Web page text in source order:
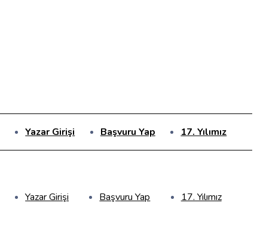
Yazar Girişi Başvuru Yap 17. Yılımız
Yazar Girişi Başvuru Yap 17. Yılımız